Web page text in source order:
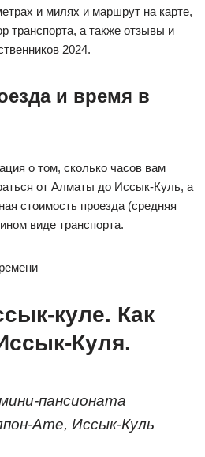
и милях и маршрут на карте,
транспорта, а также отзывы и
2024.
и время в
о том, сколько часов вам
от Алматы до Иссык-Куль, а
стоимость проезда (средняя
виде транспорта.
куле. Как
Куля.
пансионата
Ате, Иссык-Куль